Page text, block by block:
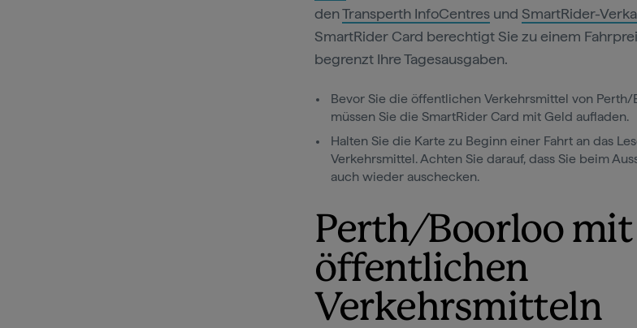
denTransperth InfoCentres und SmartRider-
SmartRider Card berechtigt Sie zu einem
begrenzt Ihre Tagesausgaben.
Bevor Sie die öffentlichen Verkehrsmittel von
müssen Sie die SmartRider Card mit Geld aufladen.
Halten Sie die Karte zu Beginn einer Fahrt an das
Verkehrsmittel. Achten Sie darauf, dass Sie beim
auch wieder auschecken.
Perth/Boorloo mit
öffentlichen
Verkehrsmitteln